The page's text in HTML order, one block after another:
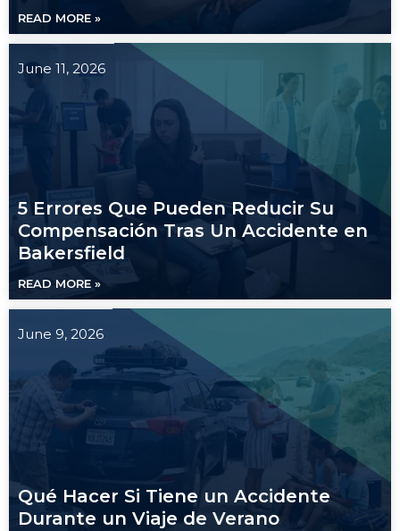
READ MORE »
5 Errores Que Pueden Reducir Su
Compensación Tras Un Accidente en
Bakersfield
READ MORE »
June 11, 2026
Qué Hacer Si Tiene un Accidente
Durante un Viaje de Verano
June 9, 2026